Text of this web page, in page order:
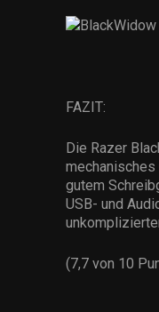
Press Contacts
FAZIT:
Die Razer
gutem
USB- und
(7,7 von 10